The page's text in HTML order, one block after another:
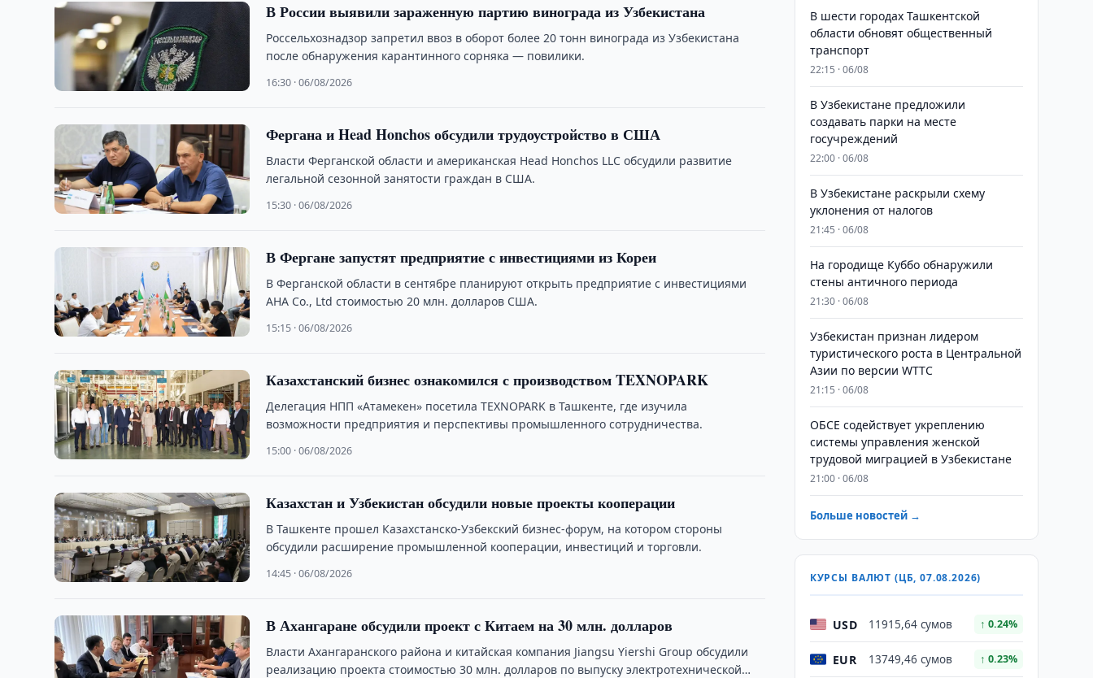
В России выявили зараженную партию винограда из Узбекистана
Россельхознадзор запретил ввоз в оборот более 20 тонн винограда из Узбекистана
после обнаружения карантинного сорняка — повилики.
16:30 · 06/08/2026
Фергана и Head Honchos обсудили трудоустройство в США
Власти Ферганской области и американская Head Honchos LLC обсудили развитие
легальной сезонной занятости граждан в США.
15:30 · 06/08/2026
В Фергане запустят предприятие с инвестициями из Кореи
В Ферганской области в сентябре планируют открыть предприятие с инвестициями
AHA Co., Ltd стоимостью 20 млн. долларов США.
15:15 · 06/08/2026
Казахстанский бизнес ознакомился с производством TEXNOPARK
Делегация НПП «Атамекен» посетила TEXNOPARK в Ташкенте, где изучила
возможности предприятия и перспективы промышленного сотрудничества.
15:00 · 06/08/2026
Казахстан и Узбекистан обсудили новые проекты кооперации
В Ташкенте прошел Казахстанско-Узбекский бизнес-форум, на котором стороны
обсудили расширение промышленной кооперации, инвестиций и торговли.
14:45 · 06/08/2026
В Ахангаране обсудили проект с Китаем на 30 млн. долларов
Власти Ахангаранского района и китайская компания Jiangsu Yiershi Group обсудили
реализацию проекта стоимостью 30 млн. долларов по выпуску электротехнической
В шести городах Ташкентской
области обновят общественный
транспорт
22:15 · 06/08
В Узбекистане предложили
создавать парки на месте
госучреждений
22:00 · 06/08
В Узбекистане раскрыли схему
уклонения от налогов
21:45 · 06/08
На городище Куббо обнаружили
стены античного периода
21:30 · 06/08
Узбекистан признан лидером
туристического роста в Центральной
Азии по версии WTTC
21:15 · 06/08
ОБСЕ содействует укреплению
системы управления женской
трудовой миграцией в Узбекистане
21:00 · 06/08
Больше новостей →
КУРСЫ ВАЛЮТ (ЦБ, 07.08.2026)
USD 11915,64 сумов ↑ 0.24%
EUR 13749,46 сумов ↑ 0.23%